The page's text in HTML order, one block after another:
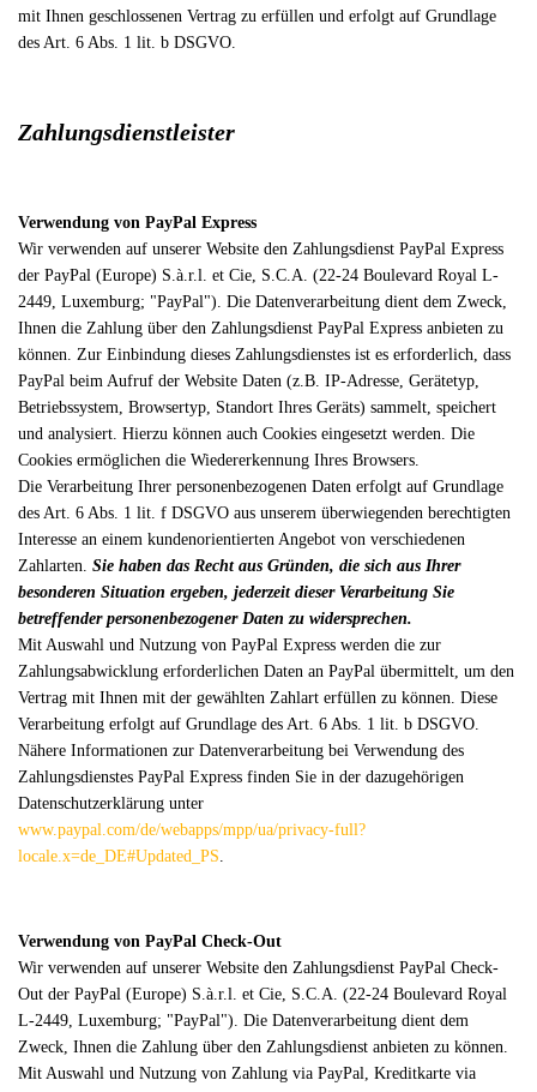
mit Ihnen geschlossenen Vertrag zu erfüllen und erfolgt auf Grundlage
des Art. 6 Abs. 1 lit. b DSGVO.
Zahlungsdienstleister
Verwendung von PayPal Express
Wir verwenden auf unserer Website den Zahlungsdienst PayPal Express
der PayPal (Europe) S.à.r.l. et Cie, S.C.A. (22-24 Boulevard Royal L-
2449, Luxemburg; "PayPal"). Die Datenverarbeitung dient dem Zweck,
Ihnen die Zahlung über den Zahlungsdienst PayPal Express anbieten zu
können. Zur Einbindung dieses Zahlungsdienstes ist es erforderlich, dass
PayPal beim Aufruf der Website Daten (z.B. IP-Adresse, Gerätetyp,
Betriebssystem, Browsertyp, Standort Ihres Geräts) sammelt, speichert
und analysiert. Hierzu können auch Cookies eingesetzt werden. Die
Cookies ermöglichen die Wiedererkennung Ihres Browsers.
Die Verarbeitung Ihrer personenbezogenen Daten erfolgt auf Grundlage
des Art. 6 Abs. 1 lit. f DSGVO aus unserem überwiegenden berechtigten
Interesse an einem kundenorientierten Angebot von verschiedenen
Zahlarten. Sie haben das Recht aus Gründen, die sich aus Ihrer
besonderen Situation ergeben, jederzeit dieser Verarbeitung Sie
betreffender personenbezogener Daten zu widersprechen.
Mit Auswahl und Nutzung von PayPal Express werden die zur
Zahlungsabwicklung erforderlichen Daten an PayPal übermittelt, um den
Vertrag mit Ihnen mit der gewählten Zahlart erfüllen zu können. Diese
Verarbeitung erfolgt auf Grundlage des Art. 6 Abs. 1 lit. b DSGVO.
Nähere Informationen zur Datenverarbeitung bei Verwendung des
Zahlungsdienstes PayPal Express finden Sie in der dazugehörigen
Datenschutzerklärung unter
www.paypal.com/de/webapps/mpp/ua/privacy-full?
locale.x=de_DE#Updated_PS
Verwendung von PayPal Check-Out
Wir verwenden auf unserer Website den Zahlungsdienst PayPal Check-
Out der PayPal (Europe) S.à.r.l. et Cie, S.C.A. (22-24 Boulevard Royal
L-2449, Luxemburg; "PayPal"). Die Datenverarbeitung dient dem
Zweck, Ihnen die Zahlung über den Zahlungsdienst anbieten zu können.
Mit Auswahl und Nutzung von Zahlung via PayPal, Kreditkarte via